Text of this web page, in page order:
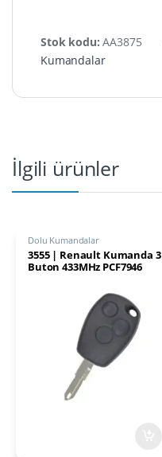
Stok kodu:AA3875
Kumandalar
İlgili ürünler
Dolu Kumandalar
3555 | Renault Kumanda 3
Buton 433MHz PCF7946